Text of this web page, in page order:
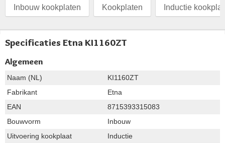
Inbouw kookplaten Kookplaten Inductie
Specificaties Etna KI1160ZT
Algemeen
Naam (NL)
KI1160ZT
Fabrikant
Etna
EAN
8715393315083
Bouwvorm
Inbouw
Uitvoering kookplaat
Inductie